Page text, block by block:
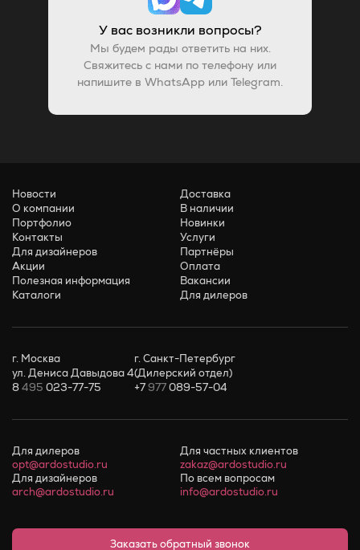
У вас возникли вопросы?
Мы будем рады ответить на них.
Свяжитесь с нами по телефону или
напишите в WhatsApp или Telegram.
Новости
О компании
Портфолио
Контакты
Для дизайнеров
Акции
Полезная информация
Каталоги
Доставка
В наличии
Новинки
Услуги
Партнёры
Оплата
Вакансии
Для дилеров
г. Москва
ул. Дениса Давыдова 4
8495 023-77-75
г. Санкт-Петербург
(Дилерский отдел)
+7977089-57-04
Для дилеров
opt@ardostudio.ru
Для частных клиентов
zakaz@ardostudio.ru
Для дизайнеров
arch@ardostudio.ru
По всем вопросам
info@ardostudio.ru
Заказать обратный звонок